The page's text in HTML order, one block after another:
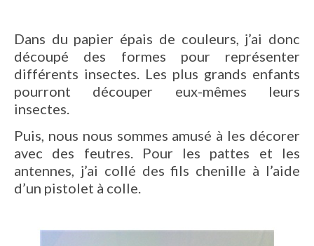
Dans du papier épais de couleurs, j’ai donc
découpé des formes pour représenter
différents insectes. Les plus grands enfants
pourront découper eux-mêmes leurs
insectes.
Puis, nous nous sommes amusé à les décorer
avec des feutres. Pour les pattes et les
antennes, j’ai collé des fils chenille à l’aide
d’un pistolet à colle.